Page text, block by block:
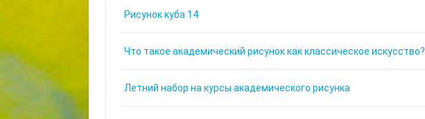
Рисунок куба 14
Что такое академический рисунок как классическое искусство?
Летний набор на курсы академического рисунка